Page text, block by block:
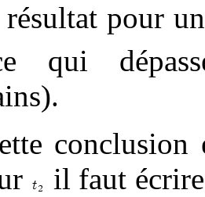
résultat pour
qui
conclusion
il faut